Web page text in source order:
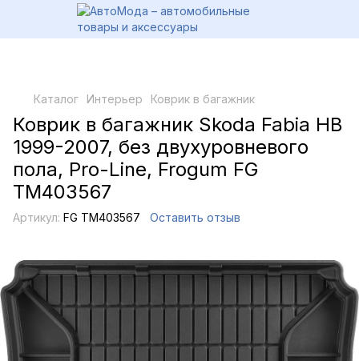
Каталог Интерьер Коврик в багажник
Коврик в багажник Skoda Fabia HB
1999-2007, без двухуровневого
пола, Pro-Line, Frogum FG
TM403567
Артикул: FG TM403567 Оставить отзыв